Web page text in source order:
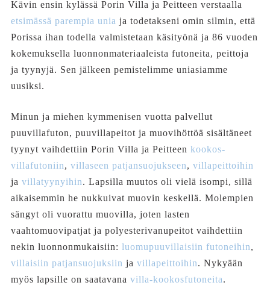
Kävin ensin kylässä Porin Villa ja Peitteen verstaalla
etsimässä parempia unia ja todetakseni omin silmin, että
Porissa ihan todella valmistetaan käsityönä ja 86 vuoden
kokemuksella luonnonmateriaaleista futoneita, peittoja
ja tyynyjä. Sen jälkeen pemistelimme uniasiamme
uusiksi.
Minun ja miehen kymmenisen vuotta palvellut
puuvillafuton, puuvillapeitot ja muovihöttöä sisältäneet
tyynyt vaihdettiin Porin Villa ja Peitteen kookos-
villafutoniin, villaseen patjansuojukseen, villapeittoihin
ja villatyynyihin. Lapsilla muutos oli vielä isompi, sillä
aikaisemmin he nukkuivat muovin keskellä. Molempien
sängyt oli vuorattu muovilla, joten lasten
vaahtomuovipatjat ja polyesterivanupeitot vaihdettiin
nekin luonnonmukaisiin: luomupuuvillaisiin futoneihin,
villaisiin patjansuojuksiin ja villapeittoihin. Nykyään
myös lapsille on saatavana villa-kookosfutoneita.